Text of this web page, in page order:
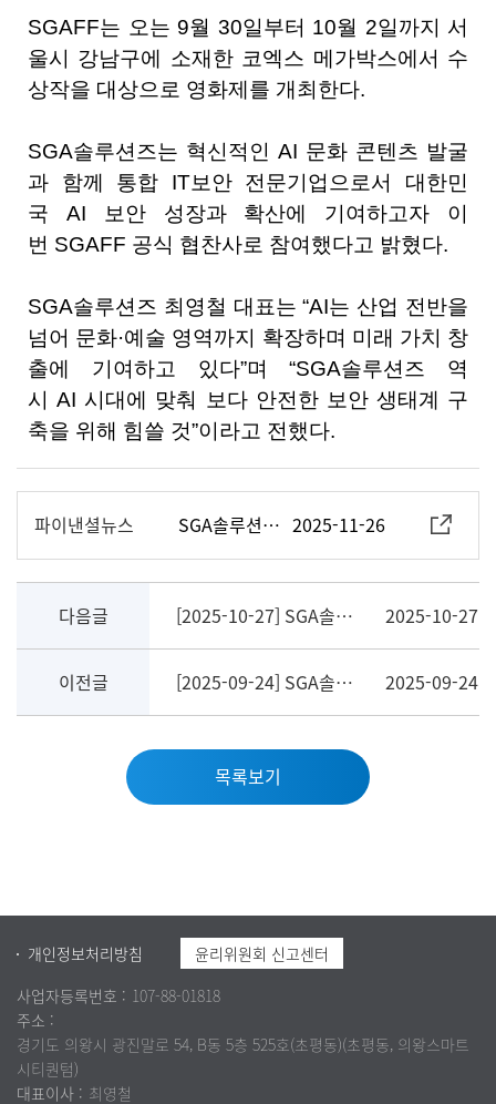
SGAFF는 오는 9월 30일부터 10월 2일까지 서
울시 강남구에 소재한 코엑스 메가박스에서 수
상작을 대상으로 영화제를 개최한다.
SGA솔루션즈는 혁신적인 AI 문화 콘텐츠 발굴
과 함께 통합 IT보안 전문기업으로서 대한민
국 AI
보안 성장과 확산에 기여하고자 이
번 SGAFF 공식 협찬사로 참여했다고 밝혔다.
SGA솔루션즈 최영철 대표는“AI는 산업 전반을
넘어 문화·예술 영역까지 확장하며 미래 가치 창
출에 기여하고 있다”며“SGA솔루션즈 역
시
AI시대에 맞춰 보다 안전한 보안 생태계 구
축을 위해 힘쓸 것”이라고 전했다.
파이낸셜뉴스 SGA솔루션즈, '2025 서울 국제 AI 필름 페스타(SGAFF)' 공식 협찬사 참여 2025-11-26
다음글 [2025-10-27] SGA솔루션즈, 엔드포인트 보안 자회사 'SGA EPS' 합병 2025-10-27
이전글 [2025-09-24] SGA솔루션즈, ‘국가·공공기관 대상 국가망 보안체계 시범 실증사업’ 주관사 선정 2025-09-24
목록보기
개인정보처리방침
윤리위원회 신고센터
사업자등록번호 : 107-88-01818
주소 :
경기도 의왕시 광진말로 54, B동 5층 525호(초평동)(초평동, 의왕스마트
시티퀀텀)
대표이사 : 최영철